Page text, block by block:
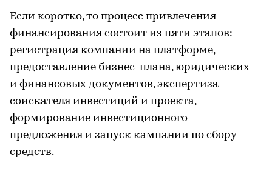
Если коротко, то процесс привлечения
финансирования состоит из пяти этапов:
регистрация компании на платформе,
предоставление бизнес-плана, юридических
и финансовых документов, экспертиза
соискателя инвестиций и проекта,
формирование инвестиционного
предложения и запуск кампании по сбору
средств.